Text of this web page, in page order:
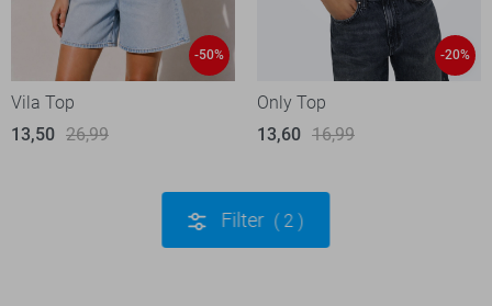
-50%
Vila Top
13,50 26,99
-20%
Only Top
13,60 16,99
Filter 2